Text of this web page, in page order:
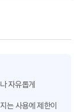
자유롭게
는 사용에 제한이